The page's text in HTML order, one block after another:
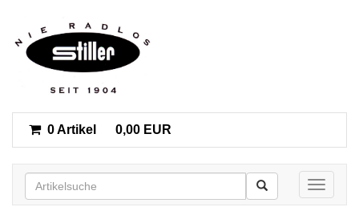
0 Artikel 0,00 EUR
Toggle